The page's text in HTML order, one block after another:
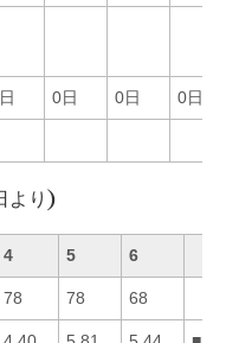
0日 0日 0日
より)
4 5 6
78 78 68